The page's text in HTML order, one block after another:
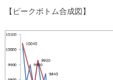
【ピークボトム合成図】